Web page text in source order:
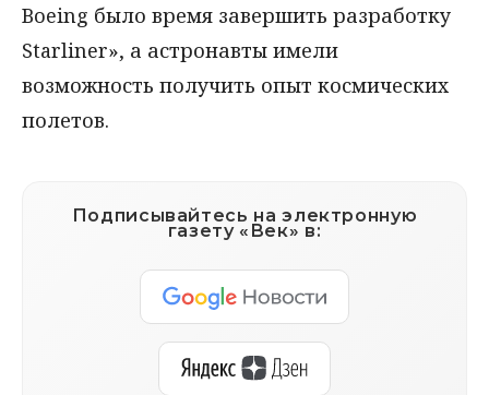
Boeing было время завершить разработку
Starliner», а астронавты имели
возможность получить опыт космических
полетов.
Подписывайтесь на электронную
газету «Век» в: